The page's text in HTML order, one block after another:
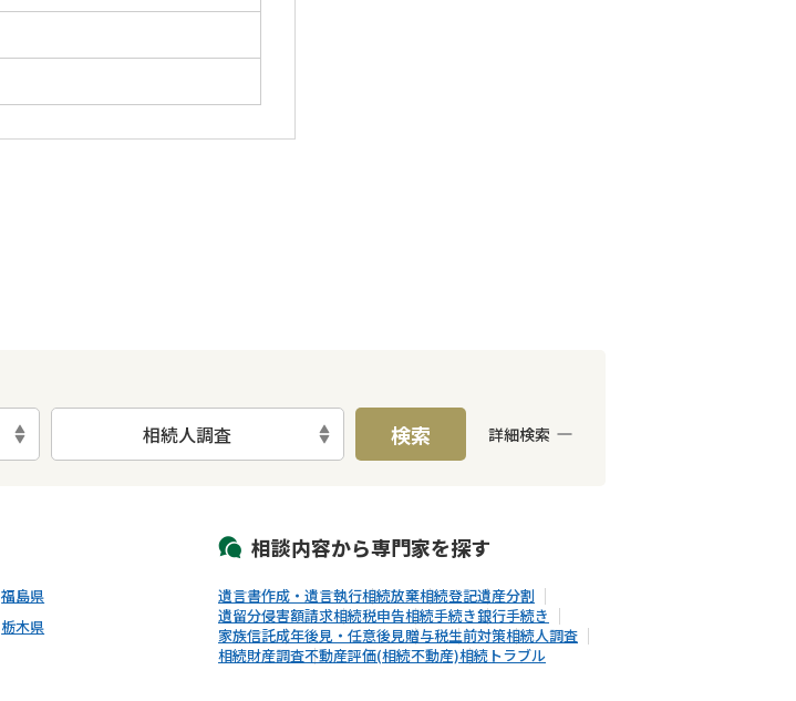
相続人調査 検索 詳細検索
福島県
栃木県
相談内容から専門家を探す
遺言書作成・遺言執行相続放棄相続登記遺産分割
遺留分侵害額請求相続税申告相続手続き銀行手続き
家族信託成年後見・任意後見贈与税生前対策相続人調査
相続財産調査不動産評価(相続不動産)相続トラブル